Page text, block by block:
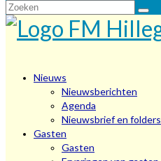
Zoeken
naar:
Nieuws
Nieuwsberichten
Agenda
Nieuwsbrief en folders
Gasten
Gasten